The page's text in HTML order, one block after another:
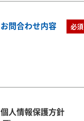
お問合わせ内容 必須
個人情報保護方針